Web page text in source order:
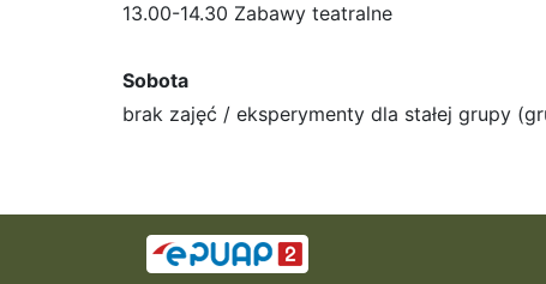
13.00-14.30 Zabawy teatralne
Sobota
brak zajęć / eksperymenty dla stałej grupy